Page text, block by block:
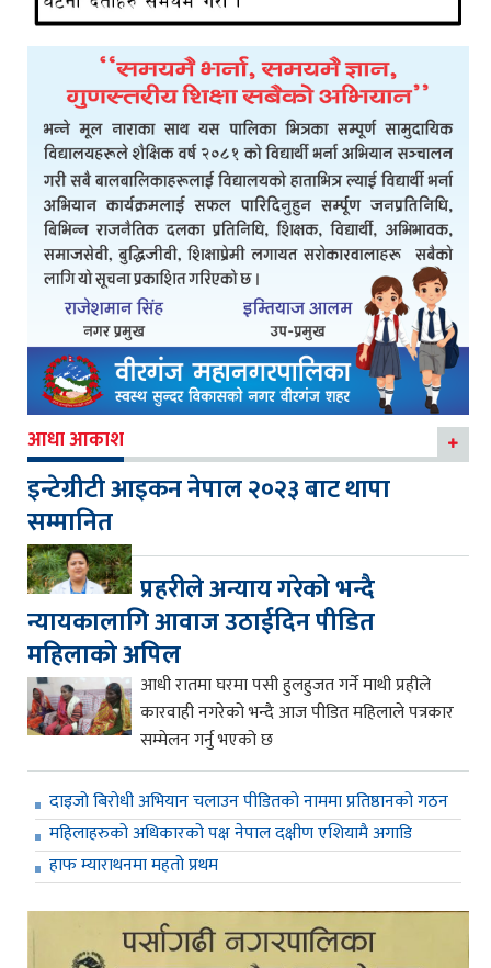
आधा आकाश
इन्टेग्रीटी आइकन नेपाल २०२३ बाट थापा
सम्मानित
प्रहरीले अन्याय गरेको भन्दै
न्यायकालागि आवाज उठाईदिन पीडित
महिलाको अपिल
आधी रातमा घरमा पसी हुलहुजत गर्ने माथी प्रहीले
कारवाही नगरेको भन्दै आज पीडित महिलाले पत्रकार
सम्मेलन गर्नु भएको छ
दाइजो बिरोधी अभियान चलाउन पीडितको नाममा प्रतिष्ठानको गठन
महिलाहरुको अधिकारको पक्ष नेपाल दक्षीण एशियामै अगाडि
हाफ म्याराथनमा महतो प्रथम